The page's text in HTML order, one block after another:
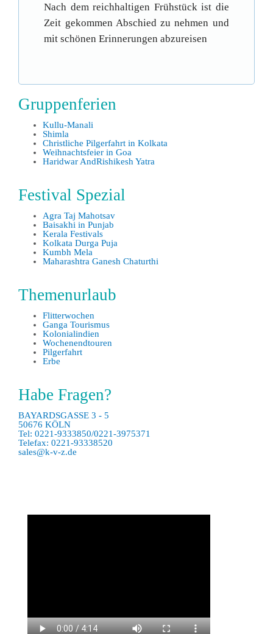
Nach dem reichhaltigen Frühstück ist die
Zeit gekommen Abschied zu nehmen und
mit schönen Erinnerungen abzureisen
Gruppenferien
Kullu-Manali
Shimla
Christliche Pilgerfahrt in Kolkata
Weihnachtsfeier in Goa
Haridwar AndRishikesh Yatra
Festival Spezial
Agra Taj Mahotsav
Baisakhi in Punjab
Kerala Festivals
Kolkata Durga Puja
Kumbh Mela
Maharashtra Ganesh Chaturthi
Themenurlaub
Flitterwochen
Ganga Tourismus
Kolonialindien
Wochenendtouren
Pilgerfahrt
Erbe
Habe Fragen?
BAYARDSGASSE 3 - 5
50676 KÖLN
Tel: 0221-9333850/0221-3975371
Telefax: 0221-93338520
sales@k-v-z.de